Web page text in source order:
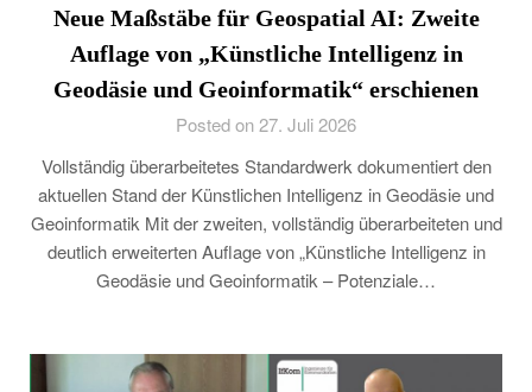
Neue Maßstäbe für Geospatial AI: Zweite
Auflage von „Künstliche Intelligenz in
Geodäsie und Geoinformatik“ erschienen
Posted on 27. Juli 2026
Vollständig überarbeitetes Standardwerk dokumentiert den
aktuellen Stand der Künstlichen Intelligenz in Geodäsie und
Geoinformatik Mit der zweiten, vollständig überarbeiteten und
deutlich erweiterten Auflage von „Künstliche Intelligenz in
Geodäsie und Geoinformatik – Potenziale…